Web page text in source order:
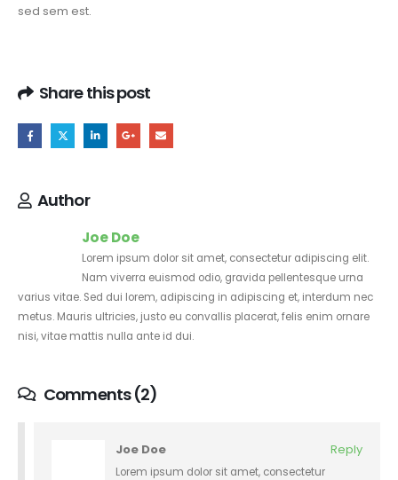
sed sem est.
Share this post
Author
Joe Doe
Lorem ipsum dolor sit amet, consectetur adipiscing elit.
Nam viverra euismod odio, gravida pellentesque urna
varius vitae. Sed dui lorem, adipiscing in adipiscing et, interdum nec
metus. Mauris ultricies, justo eu convallis placerat, felis enim ornare
nisi, vitae mattis nulla ante id dui.
Comments (2)
Joe Doe Reply
Lorem ipsum dolor sit amet, consectetur